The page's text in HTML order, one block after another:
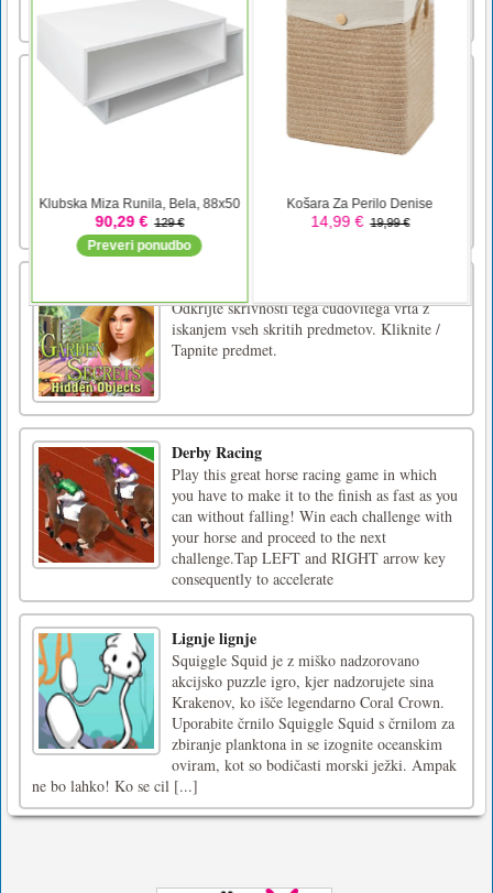
hitreje. Ta kaskaderska [...]
PUBG Gunfight Pixel
PUBG Gunfight Pixel je igra smrtonosne
tekme s frekvencami na sekundo, ubijte
največ nasprotnikov, da dobite točke za zmago
ključno besedo, kot je W za naprej A za levi
in D za desni zavoj [...]
Odkrijte skrivnosti tega čudovitega vrta z
iskanjem vseh skritih predmetov. Kliknite /
Tapnite predmet.
Derby Racing
Play this great horse racing game in which
you have to make it to the finish as fast as you
can without falling! Win each challenge with
your horse and proceed to the next
challenge.Tap LEFT and RIGHT arrow key
consequently to accelerate
Lignje lignje
Squiggle Squid je z miško nadzorovano
akcijsko puzzle igro, kjer nadzorujete sina
Krakenov, ko išče legendarno Coral Crown.
Uporabite črnilo Squiggle Squid s črnilom za
zbiranje planktona in se izognite oceanskim
oviram, kot so bodičasti morski ježki. Ampak
ne bo lahko! Ko se cil [...]